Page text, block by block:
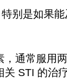
别是如果
通常服用
关 STI 的治